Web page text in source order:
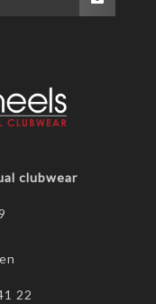
clubwear
22